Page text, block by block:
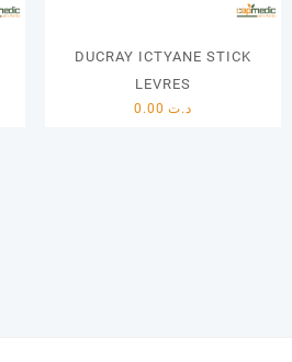
DUCRAY ICTYANE STICK
LEVRES
د.ت0.00